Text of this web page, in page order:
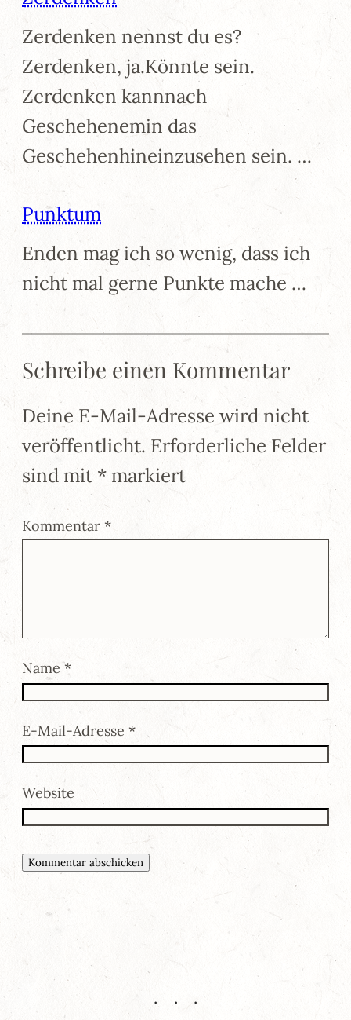
Zerdenken nennst du es?
Zerdenken, ja.Könnte sein.
Zerdenken kannnach
Geschehenemin das
Geschehenhineinzusehen sein. …
Punktum
Enden mag ich so wenig, dass ich
nicht mal gerne Punkte mache …
Schreibe einen Kommentar
Deine E-Mail-Adresse wird nicht
veröffentlicht. Erforderliche Felder
sind mit * markiert
Kommentar *
Name*
E-Mail-Adresse *
Website